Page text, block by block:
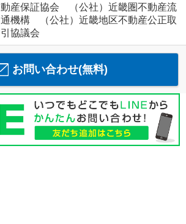
動産保証協会 （公社）近畿圏不動産流
通機構 （公社）近畿地区不動産公正取
引協議会
お問い合わせ(無料)